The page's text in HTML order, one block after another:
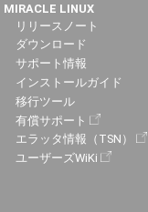
MIRACLE LINUX
リリースノート
ダウンロード
サポート情報
インストールガイド
移行ツール
有償サポート
エラッタ情報（TSN）
ユーザーズWiKi